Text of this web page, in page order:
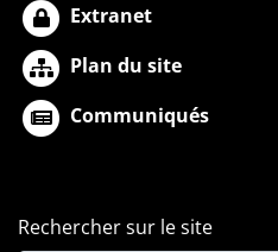
Extranet
Plan du site
Communiqués
Rechercher sur le site